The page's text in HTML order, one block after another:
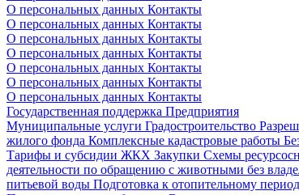
О персональных данных Контакты
О персональных данных Контакты
О персональных данных Контакты
О персональных данных Контакты
О персональных данных Контакты
О персональных данных Контакты
О персональных данных Контакты
Государственная поддержка Предприятия
Муниципальные услуги Градостроительство
жилого фонда Комплексные кадастровые работы
Тарифы и субсидии ЖКХ Закупки Схемы
деятельности по обращению с животными без
питьевой воды Подготовка к отопительному